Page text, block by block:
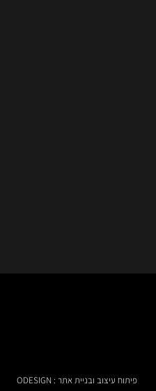
פיתוח עיצוב ובניית אתר : ODESIGN